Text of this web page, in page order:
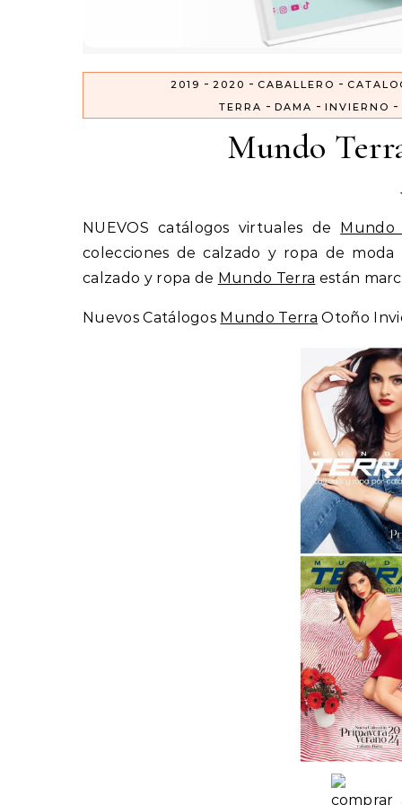
2019 - 2020 - CABALLERO -
TERRA - DAMA - INVIERNO -
Mundo
NUEVOS catálogos virtuales de Mundo
colecciones de calzado y ropa de moda
calzado y ropa de Mundo Terra están
Nuevos Catálogos Mundo Terra Otoño